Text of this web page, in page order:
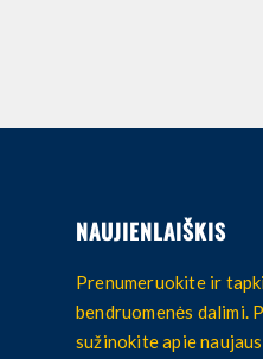
NAUJIENLAIŠKIS
Prenumeruokite ir
bendruomenės dalimi.
sužinokite apie